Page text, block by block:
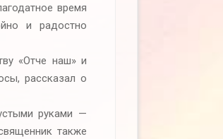
время
и радостно
«Отче наш» и
рассказал о
руками —
также